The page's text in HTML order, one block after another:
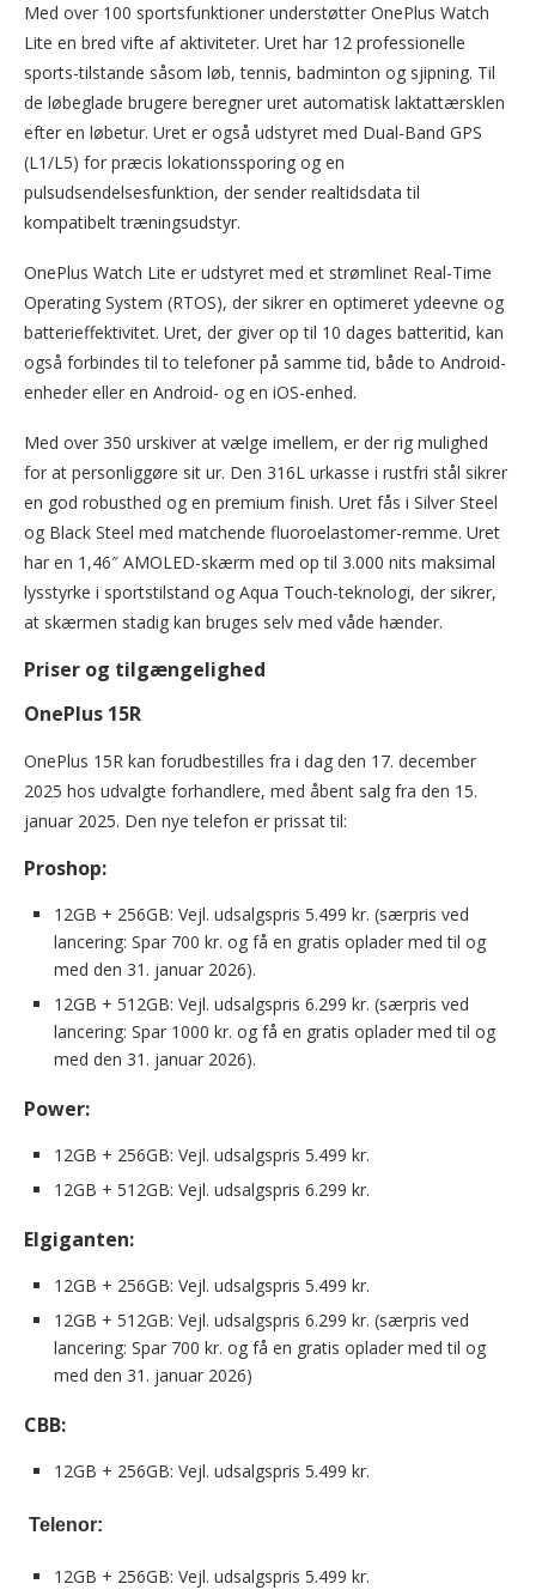
Med over 100 sportsfunktioner understøtter OnePlus Watch
Lite en bred vifte af aktiviteter. Uret har 12 professionelle
sports-tilstande såsom løb, tennis, badminton og sjipning. Til
de løbeglade brugere beregner uret automatisk laktattærsklen
efter en løbetur. Uret er også udstyret med Dual-Band GPS
(L1/L5) for præcis lokationssporing og en
pulsudsendelsesfunktion, der sender realtidsdata til
kompatibelt træningsudstyr.
OnePlus Watch Lite er udstyret med et strømlinet Real-Time
Operating System (RTOS), der sikrer en optimeret ydeevne og
batterieffektivitet. Uret, der giver op til 10 dages batteritid, kan
også forbindes til to telefoner på samme tid, både to Android-
enheder eller en Android- og en iOS-enhed.
Med over 350 urskiver at vælge imellem, er der rig mulighed
for at personliggøre sit ur. Den 316L urkasse i rustfri stål sikrer
en god robusthed og en premium finish. Uret fås i Silver Steel
og Black Steel med matchende fluoroelastomer-remme. Uret
har en 1,46″ AMOLED-skærm med op til 3.000 nits maksimal
lysstyrke i sportstilstand og Aqua Touch-teknologi, der sikrer,
at skærmen stadig kan bruges selv med våde hænder.
Priser og tilgængelighed
OnePlus 15R
OnePlus 15R kan forudbestilles fra i dag den 17. december
2025 hos udvalgte forhandlere, med åbent salg fra den 15.
januar 2025. Den nye telefon er prissat til:
Proshop:
12GB + 256GB: Vejl. udsalgspris 5.499 kr. (særpris ved
lancering: Spar 700 kr. og få en gratis oplader med til og
med den 31. januar 2026).
12GB + 512GB: Vejl. udsalgspris 6.299 kr. (særpris ved
lancering: Spar 1000 kr. og få en gratis oplader med til og
med den 31. januar 2026).
Power:
12GB + 256GB: Vejl. udsalgspris 5.499 kr.
12GB + 512GB: Vejl. udsalgspris 6.299 kr.
Elgiganten:
12GB + 256GB: Vejl. udsalgspris 5.499 kr.
12GB + 512GB: Vejl. udsalgspris 6.299 kr. (særpris ved
lancering: Spar 700 kr. og få en gratis oplader med til og
med den 31. januar 2026)
CBB:
12GB + 256GB: Vejl. udsalgspris 5.499 kr.
Telenor:
12GB + 256GB: Vejl. udsalgspris 5.499 kr.